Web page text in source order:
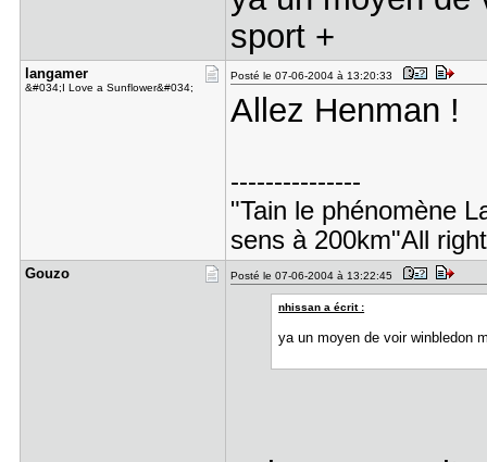
sport +
langamer
&#034;I Love a Sunflower&#034;
Posté le 07-06-2004 à 13:20:33
Allez Henman !
---------------
"Tain le phénomène
sens à 200km"All
Gouzo Posté le 07-06-2004 à 13:22:45
nhissan a écrit :
ya un moyen de voir winbledon